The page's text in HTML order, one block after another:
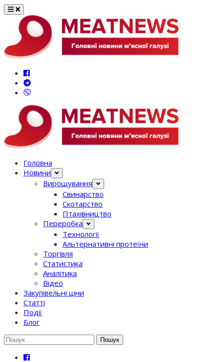
Перейти
вмісту
Головна
Новини
Вирощування
Свинарство
Скотарство
Птахівництво
Переробка
Технології
Альтернативні протеїни
Торгівля
Статистика
Аналітика
Відео
Закупівельні ціни
Статті
Події
Блог
Шукати: